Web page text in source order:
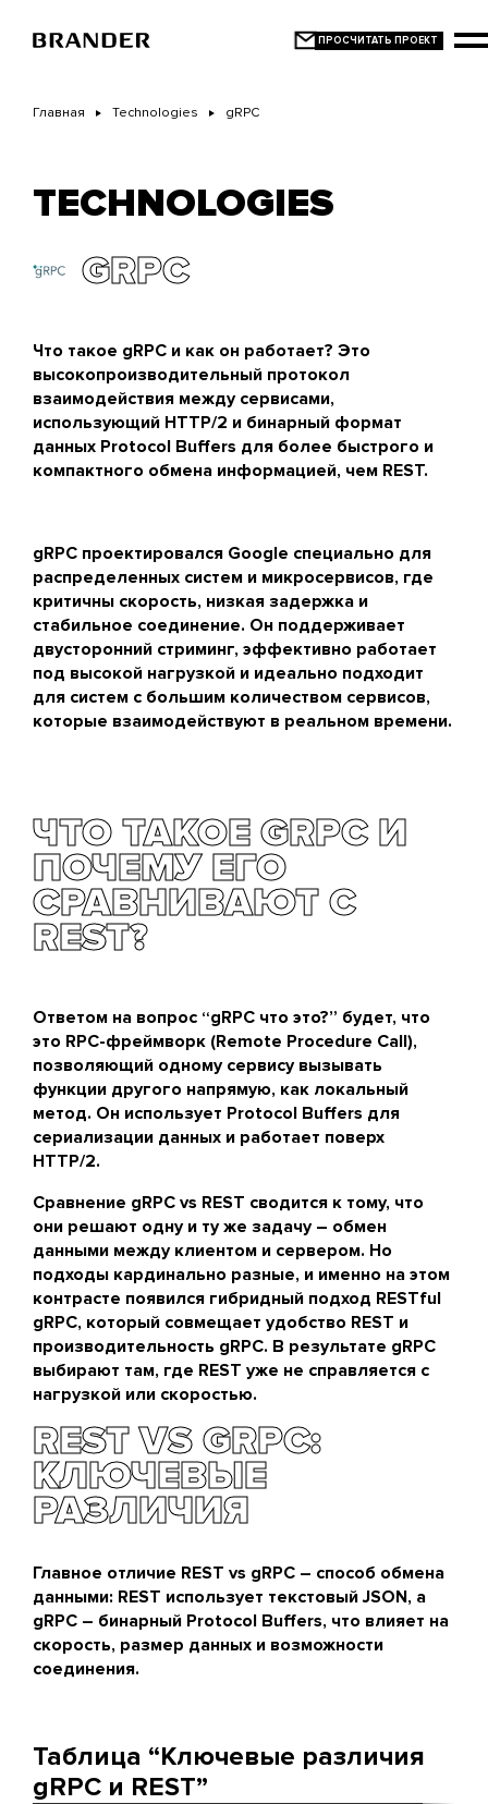
основному
Главная Technologies gRPC
TECHNOLOGIES
GRPC
Что такое gRPC и как он работает? Это
высокопроизводительный протокол
взаимодействия между сервисами,
использующий HTTP/2 и бинарный формат
данных Protocol Buffers для более быстрого и
компактного обмена информацией, чем REST.
gRPC проектировался Google специально для
распределенных систем и микросервисов, где
критичны скорость, низкая задержка и
стабильное соединение. Он поддерживает
двусторонний стриминг, эффективно работает
под высокой нагрузкой и идеально подходит
для систем с большим количеством сервисов,
которые взаимодействуют в реальном времени.
ЧТО ТАКОЕ GRPC И
ПОЧЕМУ ЕГО
СРАВНИВАЮТ С
REST?
Ответом на вопрос “gRPC что это?” будет, что
это RPC-фреймворк (Remote Procedure Call),
позволяющий одному сервису вызывать
функции другого напрямую, как локальный
метод. Он использует Protocol Buffers для
сериализации данных и работает поверх
HTTP/2.
Сравнение gRPC vs REST сводится к тому, что
они решают одну и ту же задачу – обмен
данными между клиентом и сервером. Но
подходы кардинально разные, и именно на этом
контрасте появился гибридный подход RESTful
gRPC, который совмещает удобство REST и
производительность gRPC. В результате gRPC
выбирают там, где REST уже не справляется с
нагрузкой или скоростью.
REST VS GRPC:
КЛЮЧЕВЫЕ
РАЗЛИЧИЯ
Главное отличие REST vs gRPC – способ обмена
данными: REST использует текстовый JSON, а
gRPC – бинарный Protocol Buffers, что влияет на
скорость, размер данных и возможности
соединения.
Таблица “Ключевые различия
gRPC и REST”